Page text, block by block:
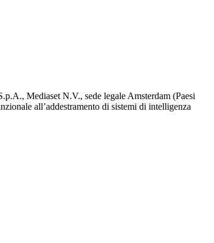
Mediaset N.V., sede legale Amsterdam (Paesi
all’addestramento di sistemi di intelligenza